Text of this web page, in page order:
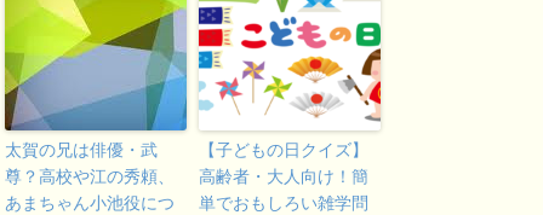
太賀の兄は俳優・武
尊？高校や江の秀頼、
あまちゃん小池役につ
【子どもの日クイズ】
高齢者・大人向け！簡
単でおもしろい雑学問